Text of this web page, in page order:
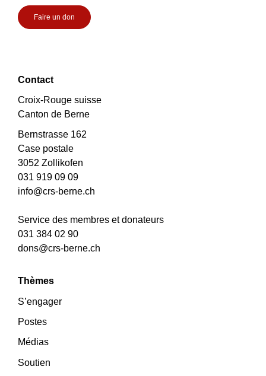
Faire un don
Contact
Croix-Rouge suisse
Canton de Berne
Bernstrasse 162
Case postale
3052 Zollikofen
031 919 09 09
info@crs-berne.ch
Service des membres et donateurs
031 384 02 90
dons@crs-berne.ch
Thèmes
S’engager
Postes
Médias
Soutien